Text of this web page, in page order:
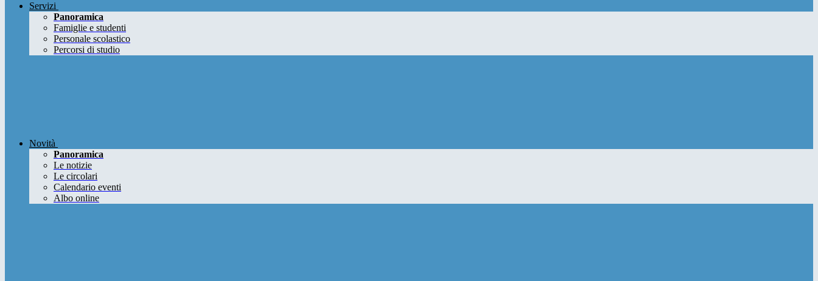
Servizi
Panoramica
Famiglie e studenti
Personale scolastico
Percorsi di studio
Novità
Panoramica
Le notizie
Le circolari
Calendario eventi
Albo online